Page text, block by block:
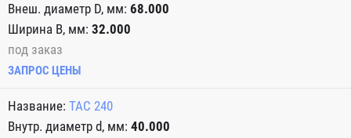
68.000
32.000
под заказ
ЗАПРОС ЦЕНЫ
TAC 240
40.000